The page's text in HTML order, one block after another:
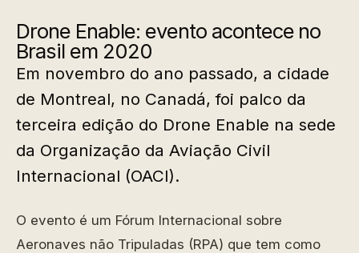
Drone Enable: evento acontece no
Brasil em 2020
Em novembro do ano passado, a cidade
de Montreal, no Canadá, foi palco da
terceira edição do Drone Enable na sede
da Organização da Aviação Civil
Internacional (OACI).
O evento é um Fórum Internacional sobre
Aeronaves não Tripuladas (RPA) que tem como